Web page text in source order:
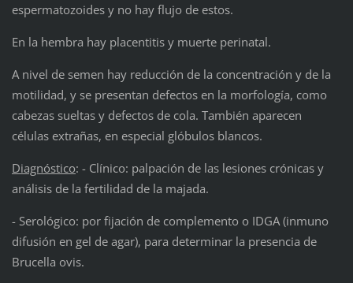
espermatozoides y no hay flujo de estos.
En la hembra hay placentitis y muerte perinatal.
A nivel de semen hay reducción de la concentración y de la
motilidad, y se presentan defectos en la morfología, como
cabezas sueltas y defectos de cola. También aparecen
células extrañas, en especial glóbulos blancos.
Diagnóstico: - Clínico: palpación de las lesiones crónicas y
análisis de la fertilidad de la majada.
- Serológico: por fijación de complemento o IDGA (inmuno
difusión en gel de agar), para determinar la presencia de
Brucella ovis.